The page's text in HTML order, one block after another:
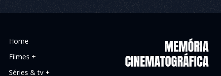
Home
Filmes +
Séries & tv +